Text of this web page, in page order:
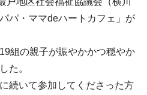
パ・ママdeハートカフェ」が
組の親子が賑やかかつ穏やか
た。
続いて参加してくださった方